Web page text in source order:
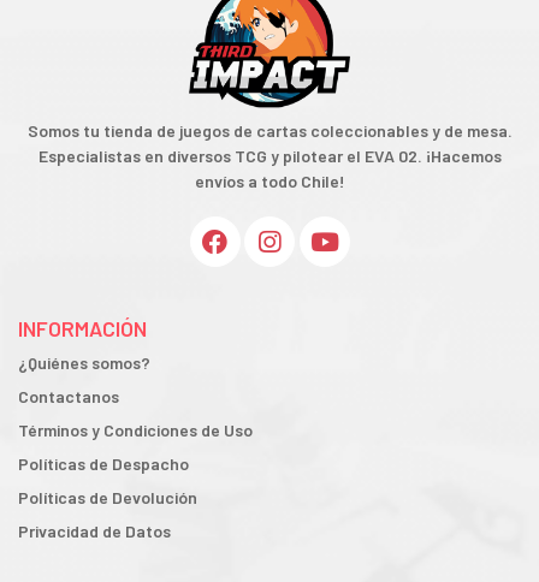
Somos tu tienda de juegos de cartas coleccionables y de mesa.
Especialistas en diversos TCG y pilotear el EVA 02. ¡Hacemos
envíos a todo Chile!
INFORMACIÓN
¿Quiénes somos?
Contactanos
Términos y Condiciones de Uso
Políticas de Despacho
Políticas de Devolución
Privacidad de Datos